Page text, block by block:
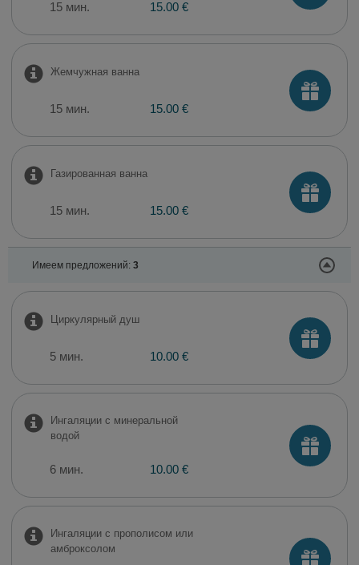
15 мин. 15.00 €
Жемчужная ванна
15 мин. 15.00 €
Газированная ванна
15 мин. 15.00 €
Имеем предложений: 3
Циркулярный душ
5 мин. 10.00 €
Ингаляции с минеральной
водой
6 мин. 10.00 €
Ингаляции с прополисом или
амброксолом